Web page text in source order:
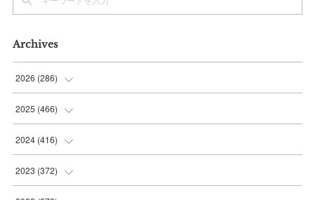
Archives
2026 (286)
(7)
(36
(37
(42
2025 (466)
(56
(37
(35
2024 (416)
(38
2023 (372)